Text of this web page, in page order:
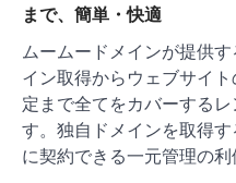
まで、簡単・快適
ムームードメインが提供
イン取得からウェブサイ
定まで全てをカバーする
す。独自ドメインを取得
に契約できる一元管理の利